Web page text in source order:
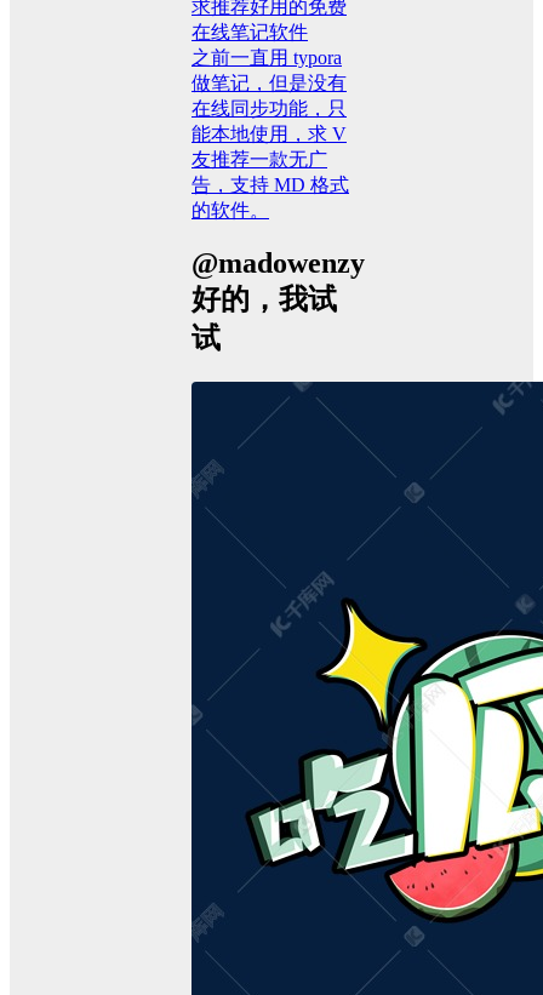
求推荐好用的免费
在线笔记软件
之前一直用 typora
做笔记，但是没有
在线同步功能，只
能本地使用，求 V
友推荐一款无广
告，支持 MD 格式
的软件。
@madowenzy
好的，我试
试